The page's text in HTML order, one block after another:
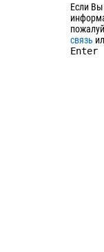
Если Вы
связь
Enter